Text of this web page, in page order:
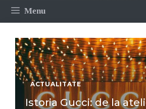
Menu
ACTUALITATE
Istoria Gucci: de la